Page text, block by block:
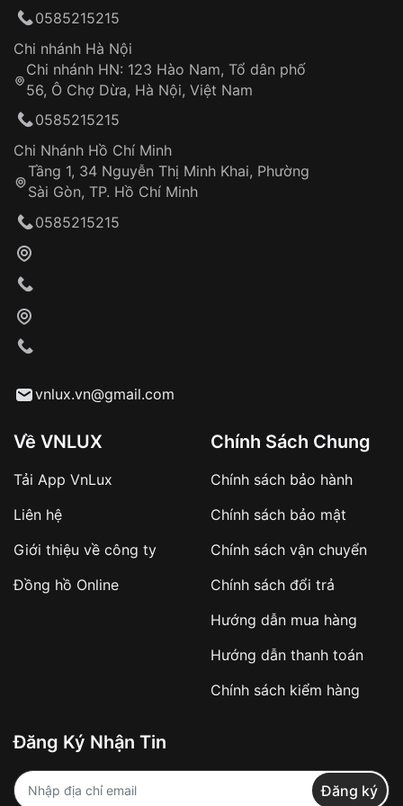
Hotline: 0585 215 215
Từ khóa SEO:
Khách hàng kiểm tra và thanh toán trực tiếp
Từ khóa SEO:
sản phẩm đặc biệt
hàng
Số tiền còn lại thanh toán khi nhận hàng hoặc
✔️ Đảm bảo xử lý đơn hàng nhanh chóng
✔️ Hạn chế tình trạng hủy đơn không mong
Từ khóa SEO:
thống VNLUX
Đảm bảo quyền lợi khách hàng
Đồng hành cùng khách hàng trong suốt quá
trình sử dụng
0585215215
Chi nhánh Hà Nội
Chi nhánh HN: 123 Hào Nam, Tổ dân phố
56, Ô Chợ Dừa, Hà Nội, Việt Nam
0585215215
Chi Nhánh Hồ Chí Minh
Tầng 1, 34 Nguyễn Thị Minh Khai, Phường
Sài Gòn, TP. Hồ Chí Minh
0585215215
vnlux.vn@gmail.com
Về VNLUX
Tải App VnLux
Liên hệ
Giới thiệu về công ty
Đồng hồ Online
Chính Sách Chung
Chính sách bảo hành
Chính sách bảo mật
Chính sách vận chuyển
Chính sách đổi trả
Hướng dẫn mua hàng
Hướng dẫn thanh toán
Chính sách kiểm hàng
Đăng Ký Nhận Tin
Đăng ký